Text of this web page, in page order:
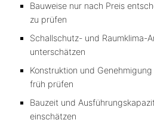
Bauweise nur nach Preis
zu prüfen
Schallschutz- und Raumklima-
unterschätzen
Konstruktion und
früh prüfen
Bauzeit und
einschätzen